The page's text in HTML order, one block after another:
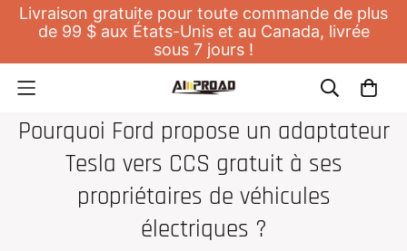
Livraison gratuite pour toute commande de plus
de 99 $ aux États-Unis et au Canada, livrée
sous 7 jours !
Pourquoi Ford propose un adaptateur
Tesla vers CCS gratuit à ses
propriétaires de véhicules
électriques ?